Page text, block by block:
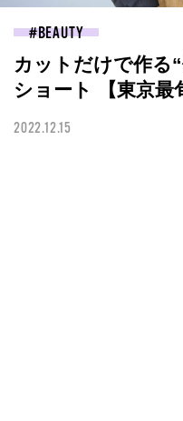
BEAUTY
カットだけで作る
ショート 【東京最
2022.12.15